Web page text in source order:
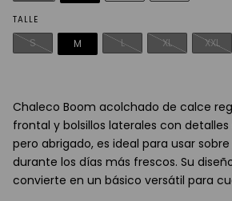
TALLE
S M L XL XXL
Chaleco Boom acolchado de calce
frontal y bolsillos laterales con detalles
pero abrigado, es ideal para usar
durante los días más frescos. Su
convierte en un básico versátil para